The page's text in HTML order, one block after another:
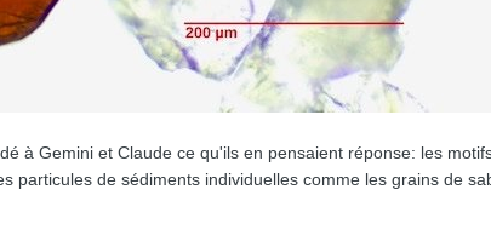
à Gemini et Claude ce qu'ils en pensaient réponse: les
particules de sédiments individuelles comme les grains de